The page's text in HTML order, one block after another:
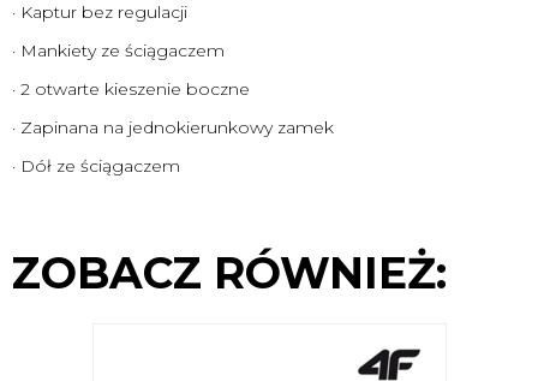
· Kaptur bez regulacji
· Mankiety ze ściągaczem
· 2 otwarte kieszenie boczne
· Zapinana na jednokierunkowy zamek
· Dół ze ściągaczem
ZOBACZ RÓWNIEŻ: